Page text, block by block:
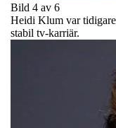
Bild 4 av 6
Heidi Klum var tidigare
stabil tv-karriär.